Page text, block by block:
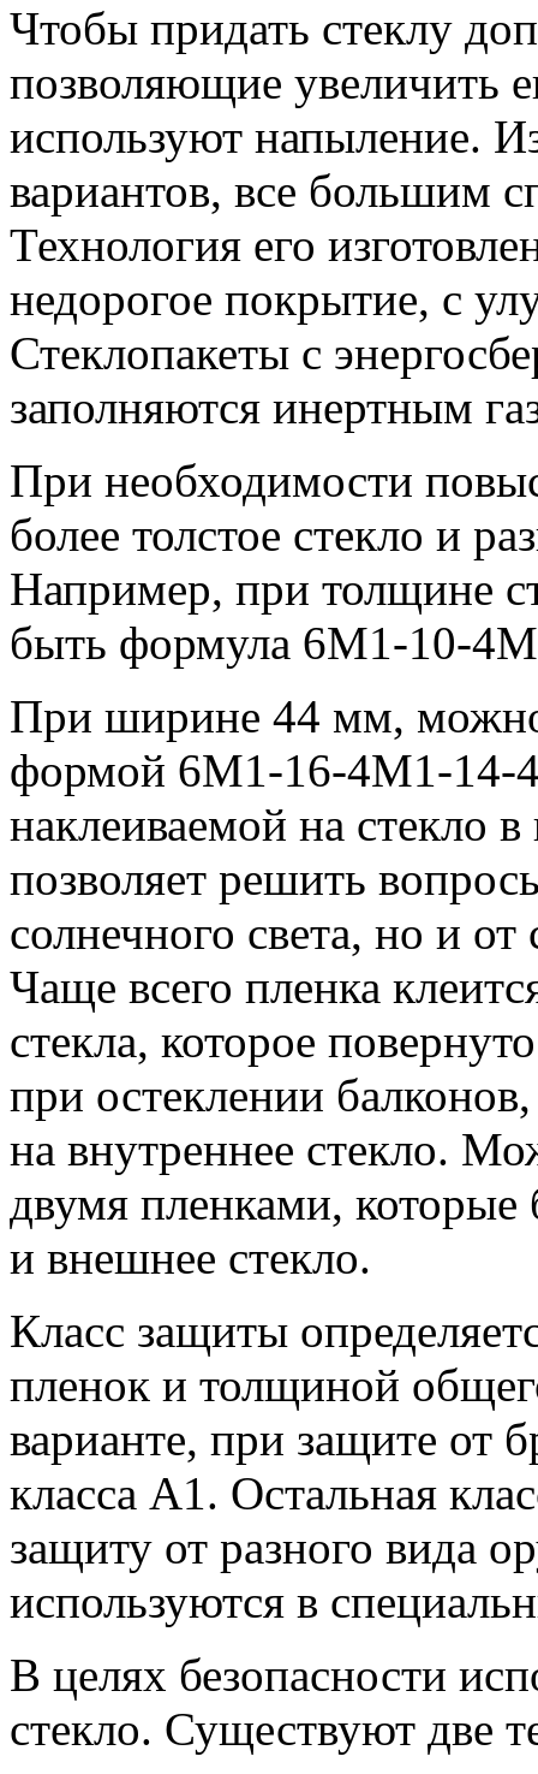
Чтобы придать стеклу
позволяющие увеличить
используют напыление.
вариантов, все большим
Технология его
недорогое покрытие, с
Стеклопакеты с
заполняются инертным
При необходимости
более толстое стекло и
Например, при толщине
быть формула 6М1-10-
При ширине 44 мм, можно
формой 6М1-16-4М1-14-
наклеиваемой на стекло
позволяет решить
солнечного света, но и
Чаще всего пленка
стекла, которое
при остеклении
на внутреннее стекло.
двумя пленками, которые
и внешнее стекло.
Класс защиты
пленок и толщиной
варианте, при защите от
класса А1. Остальная
защиту от разного вида
используются в
В целях безопасности
стекло. Существуют две